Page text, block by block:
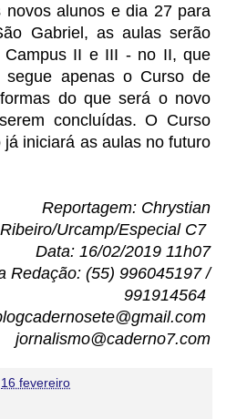
novos alunos e dia 27 para
Gabriel, as aulas serão
Campus II e III - no II, que
segue apenas o Curso de
do que será o novo
concluídas. O Curso
já iniciará as aulas no futuro
Reportagem: Chrystian
Ribeiro/Urcamp/Especial C7
Data: 16/02/2019 11h07
Redação: (55) 996045197 /
991914564
jornalismo@caderno7.com
16 fevereiro